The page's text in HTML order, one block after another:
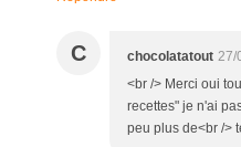
C chocolatatout 27/
<br /> Merci oui
recettes" je n'ai
peu plus de<br />